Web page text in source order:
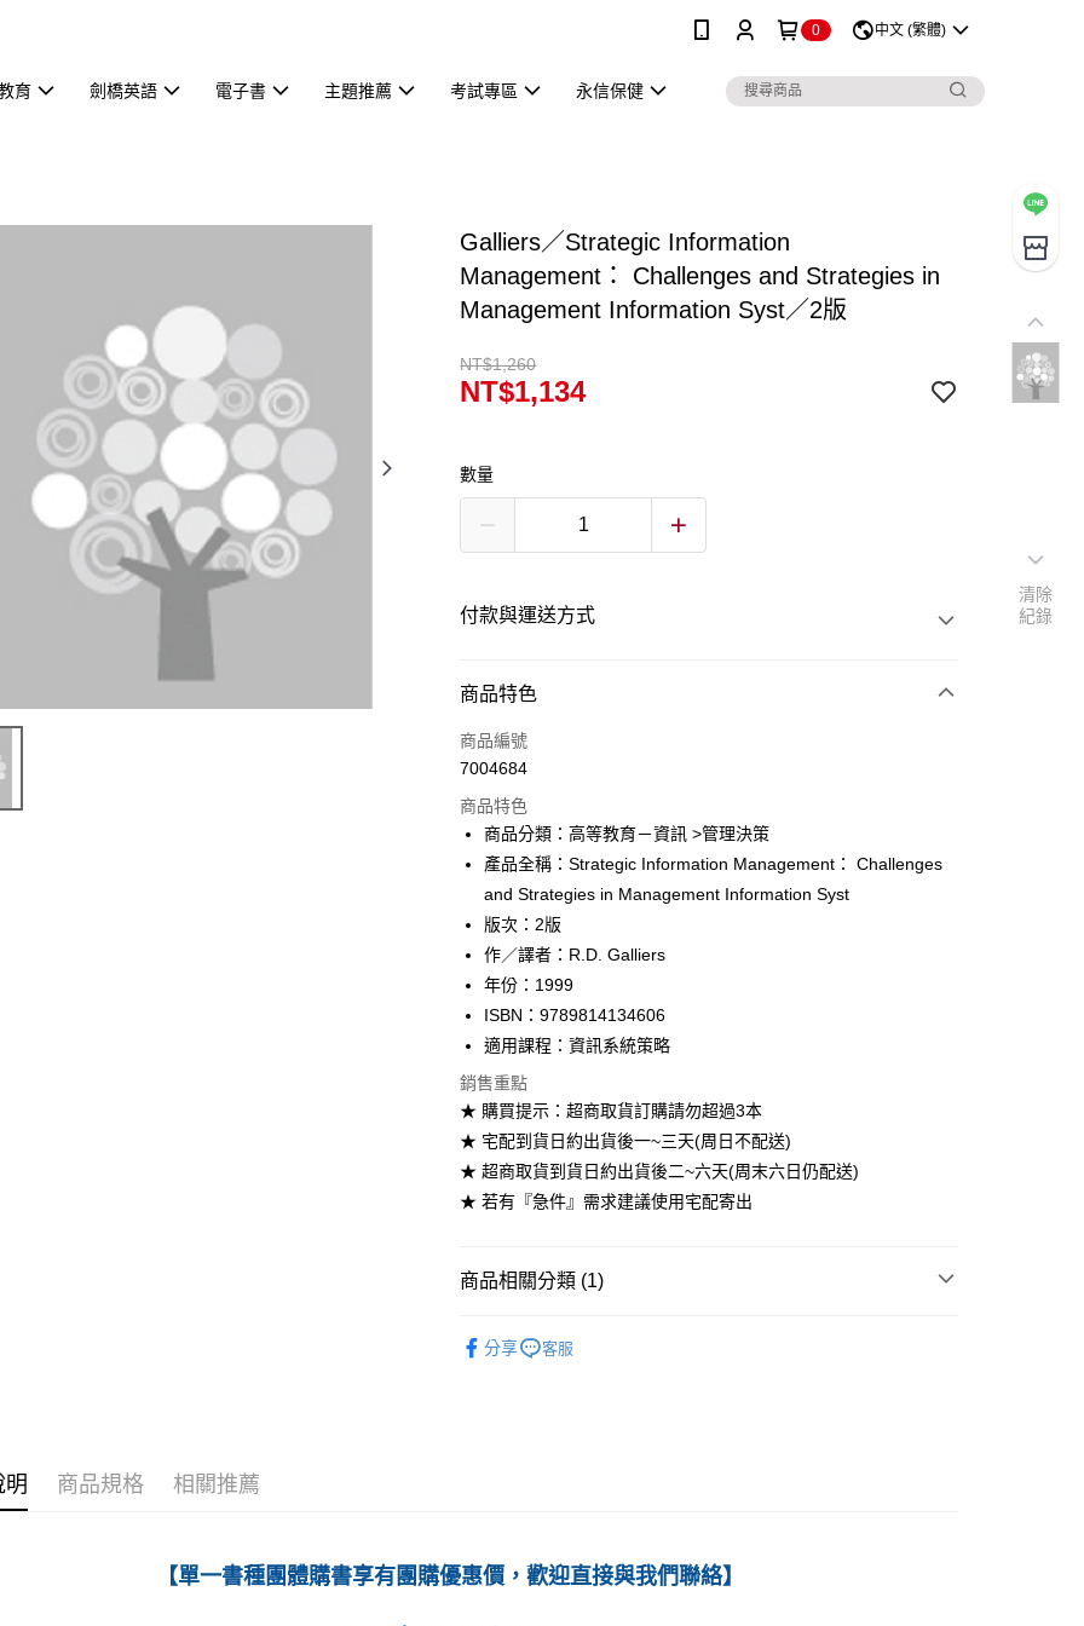
0 中文 (繁體)
育 劍橋英語 電子書 主題推薦 考試專區 永信保健
Galliers／Strategic Information
Management： Challenges and Strategies in
Management Information Syst／2版
NT$1,260
NT$1,134
數量
付款與運送方式
付款方式
信用卡一次付款
Apple Pay
Google Pay
ATM付款
運送方式
全家取貨付款
每筆NT$60
付款後全家取貨
每筆NT$60
7-11取貨付款
付款後7-11取貨
宅配-台灣本島
商品特色
商品編號
7004684
商品特色
商品分類：高等教育－資訊 >管理決策
產品全稱：Strategic Information Management： Challenges
and Strategies in Management Information Syst
版次：2版
作／譯者：R.D. Galliers
年份：1999
ISBN：9789814134606
適用課程：資訊系統策略
銷售重點
★ 購買提示：超商取貨訂購請勿超過3本
★ 宅配到貨日約出貨後一~三天(周日不配送)
★ 超商取貨到貨日約出貨後二~六天(周末六日仍配送)
★ 若有『急件』需求建議使用宅配寄出
商品相關分類 (1)
分享
客服
明 商品規格 相關推薦
【單一書種團體購書享有團購優惠價，歡迎直接與我們聯絡】
清除
紀錄